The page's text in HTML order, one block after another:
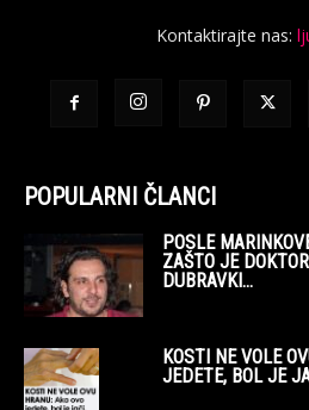
Kontaktirajte nas:
POPULARNI ČLANCI
POSLE
ZAŠTO JE
DUBRAVKI...
KOSTI NE VOLE
JEDETE, BOL JE